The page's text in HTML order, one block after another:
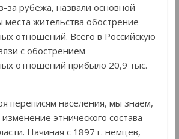
за рубежа, назвали основной
жительства обострение
отношений. Всего в Российскую
с обострением
отношений прибыло 20,9 тыс.
переписям населения, мы знаем,
этнического состава
Начиная с 1897 г. немцев,